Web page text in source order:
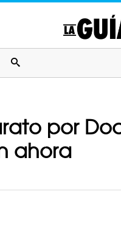
por
ahora